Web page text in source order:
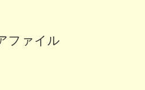
ファイル